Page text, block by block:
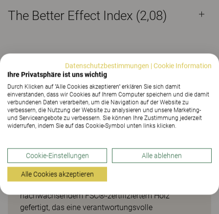
The Better Effect Index (2,08)
Praktischer und langlebiger
Holzschalenstuhl
Nilo ist ein praktischer und langlebiger
Holzschalenstuhl, der in mehreren Ausführungen
seiner schlichten Form lässt er sich flexibel in
unterschiedlichen Umgebungen nutzen, zum
Beispiel in Restaurants, Cafés und einfachen
Besprechungsräumen. Nilo wird aus
nachwachsendem FSC®-zertifiziertem Holz
gefertigt, das eine verantwortungsvolle
Datenschutzbestimmungen |Cookie Information
Ihre Privatsphäre ist uns wichtig
Durch Klicken auf "Alle Cookies akzeptieren" erklären Sie sich damit
einverstanden, dass wir Cookies auf Ihrem Computer speichern und die damit
verbundenen Daten verarbeiten, um die Navigation auf der Website zu
verbessern, die Nutzung der Website zu analysieren und unsere Marketing-
und Serviceangebote zu verbessern. Sie können Ihre Zustimmung jederzeit
widerrufen, indem Sie auf das Cookie-Symbol unten links klicken.
Cookie-Einstellungen Alle ablehnen
Alle Cookies akzeptieren